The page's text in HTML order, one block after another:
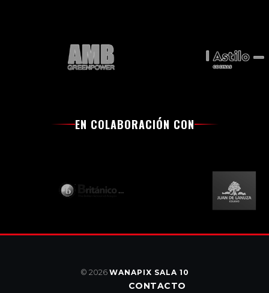
EN COLABORACIÓN CON
© 2026 WANAPIX SALA 10
CONTACTO